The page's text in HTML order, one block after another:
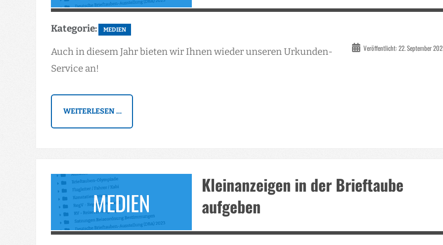
Kategorie: MEDIEN
Veröffentlicht: 22. September
Auch in diesem Jahr bieten wir Ihnen wieder unseren Urkunden-
Service an!
WEITERLESEN …
Kleinanzeigen in der Brieftaube
aufgeben